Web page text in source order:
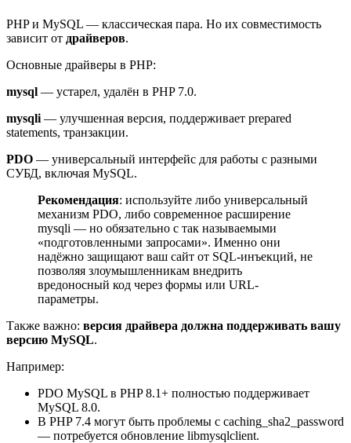
PHP и MySQL — классическая пара. Но их совместимость
зависит от драйверов.
Основные драйверы в PHP:
mysql — устарел, удалён в PHP 7.0.
mysqli — улучшенная версия, поддерживает prepared
statements, транзакции.
PDO — универсальный интерфейс для работы с разными
СУБД, включая MySQL.
Рекомендация: используйте либо универсальный
механизм PDO, либо современное расширение
mysqli — но обязательно с так называемыми
«подготовленными запросами». Именно они
надёжно защищают ваш сайт от SQL-инъекций, не
позволяя злоумышленникам внедрить
вредоносный код через формы или URL-
параметры.
Также важно: версия драйвера должна поддерживать вашу
версию MySQL.
Например:
PDO MySQL в PHP 8.1+ полностью поддерживает
MySQL 8.0.
В PHP 7.4 могут быть проблемы с caching_sha2_password
— потребуется обновление libmysqlclient.